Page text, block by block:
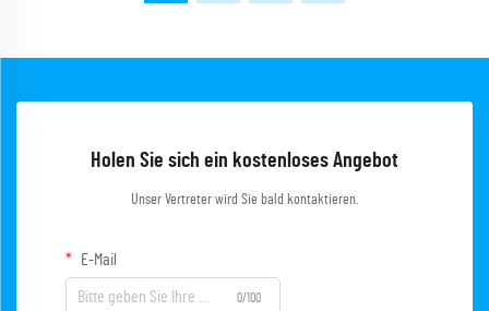
Holen Sie sich ein kostenloses Angebot
Unser Vertreter wird Sie bald kontaktieren.
E-Mail
0/100